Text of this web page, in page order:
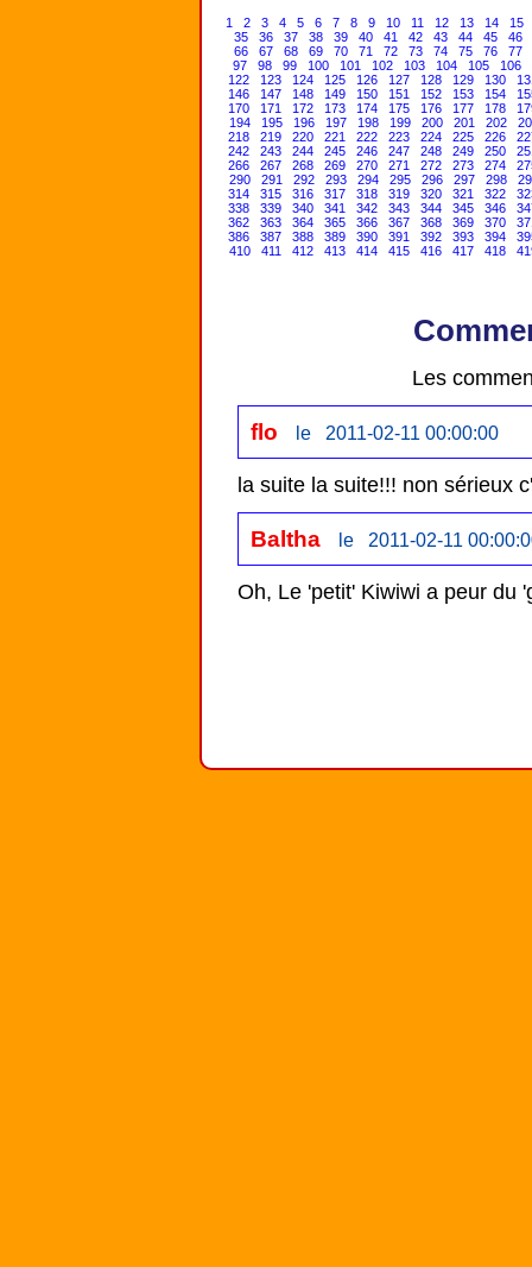
1 2 3 4 5 6 7 8 9 10 11 12 13 14
15
35
36 37 38 39 40 41 42 43 44 45
46
66
67 68 69 70 71 72 73 74 75 76
77
97
98 99 100 101 102 103 104 105
106
122
123 124 125 126 127 128 129 130
146
147 148 149 150 151 152 153 154
170
171 172 173 174 175 176 177 178
194
195 196 197 198 199 200 201 202
218
219 220 221 222 223 224 225 226
242
243 244 245 246 247 248 249 250
266
267 268 269 270 271 272 273 274
290
291 292 293 294 295 296 297 298
314
315 316 317 318 319 320 321 322
338
339 340 341 342 343 344 345 346
362
363 364 365 366 367 368 369 370
386
387 388 389 390 391 392 393 394
410
411 412 413 414 415 416 417 418
Les
flo le 2011-02-11 00:00:00
la suite la suite!!! non sérieux
Baltha le 2011-02-11
Oh, Le 'petit' Kiwiwi a peur du